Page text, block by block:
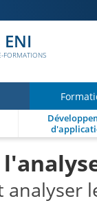
FORMATIONS
analyser